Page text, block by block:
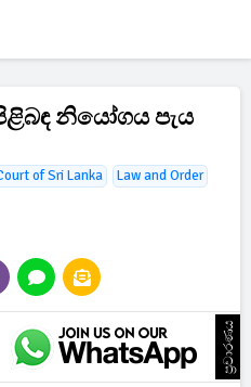
නියෝගය පැය
of Sri Lanka
Law and Order
ප්‍රචාරණය